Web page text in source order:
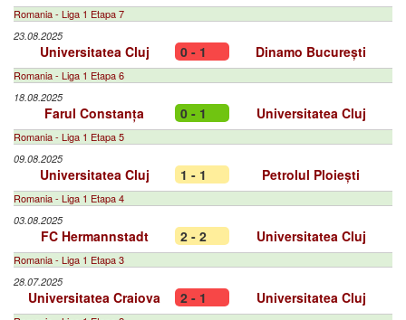
Romania - Liga 1 Etapa 7
23.08.2025
Universitatea Cluj 0 - 1 Dinamo București
Romania - Liga 1 Etapa 6
18.08.2025
Farul Constanța 0 - 1 Universitatea Cluj
Romania - Liga 1 Etapa 5
09.08.2025
Universitatea Cluj 1 - 1 Petrolul Ploiești
Romania - Liga 1 Etapa 4
03.08.2025
FC Hermannstadt 2 - 2 Universitatea Cluj
Romania - Liga 1 Etapa 3
28.07.2025
Universitatea Craiova 2 - 1 Universitatea Cluj